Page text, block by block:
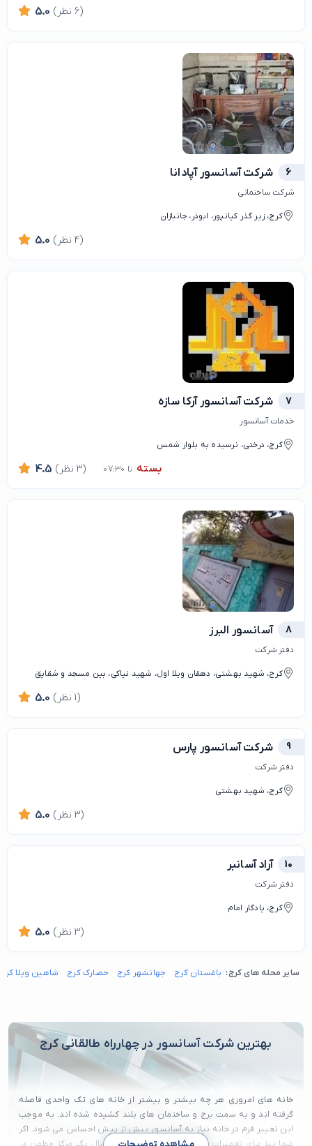
5.0 (6 نظر)
6 شرکت آسانسور آپادانا
شرکت ساختمانی
کرج، زیر گذر کیانپور، ابوذر، جانبازان
5.0 (4 نظر)
7 شرکت آسانسور آرکا سازه
خدمات آسانسور
کرج، درختی، نرسیده به بلوار شمس
بسته تا 07:30 4.5 (3 نظر)
8 آسانسور البرز
دفتر شرکت
کرج، شهید بهشتی، دهقان ویلا اول، شهید نیاکی، بین مسجد و شقایق
5.0 (1 نظر)
9 شرکت آسانسور پارس
دفتر شرکت
کرج، شهید بهشتى
5.0 (3 نظر)
10 آراد آسانبر
دفتر شرکت
کرج، یادگار امام
5.0 (3 نظر)
سایر محله های کرج: باغستان کرج جهانشهر کرج حصارک کرج شاهین ویلا کرج
بهترین شرکت آسانسور در چهارراه طالقانی کرج
خانه های امروزی هر چه بیشتر و بیشتر از خانه های تک واحدی فاصله
گرفته اند و به سمت برج و ساختمان های بلند کشیده شده اند. به موجب
این تغییر فرم در خانه نیاز به آسانسور بیش از پیش احساس می شود. اگر
شما نیز برای تعمیرات یا احداث خط آسانسور به دنبال یک مرکز مطمن در